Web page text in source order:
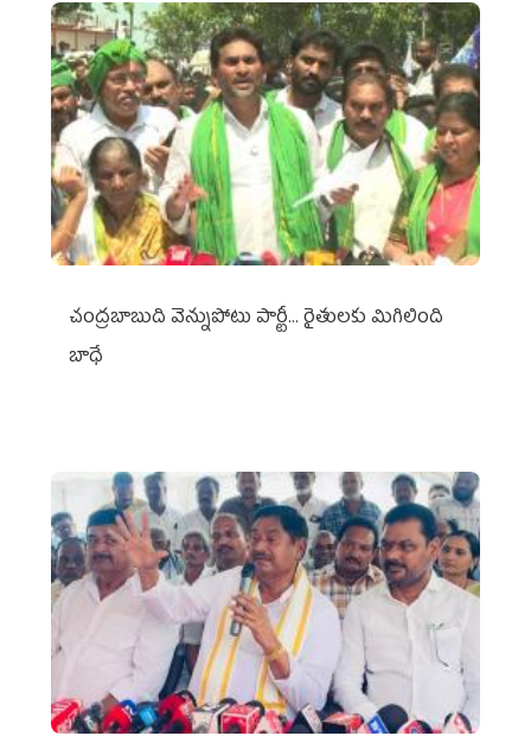
చంద్రబాబుది వెన్నుపోటు పార్టీ... రైతులకు మిగిలింది
బాధే